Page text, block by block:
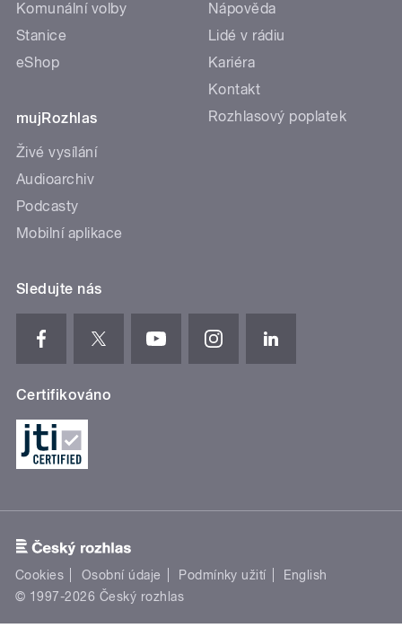
Komunální volby
Stanice
eShop
mujRozhlas
Živé vysílání
Audioarchiv
Podcasty
Mobilní aplikace
Nápověda
Lidé v rádiu
Kariéra
Kontakt
Rozhlasový poplatek
Sledujte nás
Certifikováno
Cookies Osobní údaje Podmínky užití
English
© 1997-2026 Český rozhlas